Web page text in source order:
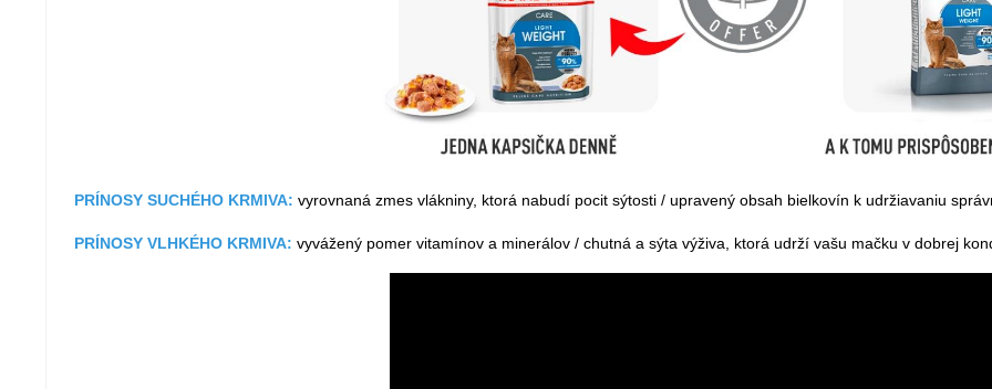
PRÍNOSY SUCHÉHO KRMIVA: vyrovnaná zmes vlákniny, ktorá nabudí pocit sýtosti / upravený obsah bielkovín k udržiavaniu
PRÍNOSY VLHKÉHO KRMIVA: vyvážený pomer vitamínov a minerálov / chutná a sýta výživa, ktorá udrží vašu mačku v dobrej